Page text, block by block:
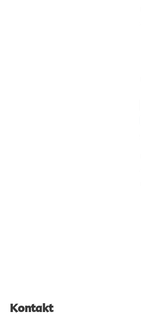
Kontakt